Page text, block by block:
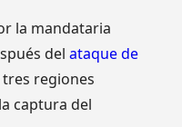
la mandataria
delataque de
tres regiones
captura del